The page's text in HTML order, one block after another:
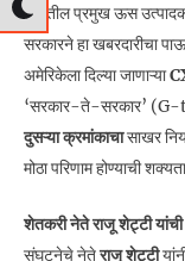
देशातील प्रमुख ऊस उत्पादक
सरकारने हा खबरदारीचा
अमेरिकेला दिल्या जाणाऱ्या
‘सरकार-ते-सरकार’ (G-
दुसऱ्या क्रमांकाचासाखर
मोठा परिणाम होण्याची
शेतकरी नेते राजू शेट्टी यांची
संघटनेचे नेतेराजू शेट्टी